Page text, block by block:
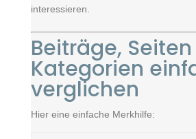
interessieren.
Beiträge,
Kategorien
verglichen
Hier eine einfache Merkhilfe: